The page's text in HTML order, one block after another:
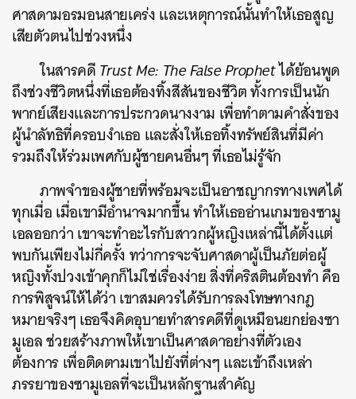
ศาสดามอรมอนสายเคร่ง และเหตุการณ์นั้นทำให้เธอสูญ
เสียตัวตนไปช่วงหนึ่ง
ในสารคดีTrust Me: The False Prophetได้ย้อนพูด
ถึงช่วงชีวิตหนึ่งที่เธอต้องทิ้งสีสันของชีวิต ทั้งการเป็นนัก
พากย์เสียงและการประกวดนางงาม เพื่อทำตามคำสั่งของ
ผู้นำลัทธิที่ครอบงำเธอ และสั่งให้เธอทิ้งทรัพย์สินที่มีค่า
รวมถึงให้ร่วมเพศกับผู้ชายคนอื่นๆ ที่เธอไม่รู้จัก
ภาพจำของผู้ชายที่พร้อมจะเป็นอาชญากรทางเพศได้
ทุกเมื่อ เมื่อเขามีอำนาจมากขึ้น ทำให้เธออ่านเกมของซามู
เอลออกว่า เขาจะทำอะไรกับสาวกผู้หญิงเหล่านี้ได้ตั้งแต่
พบกันเพียงไม่กี่ครั้ง ทว่าการจะจับศาสดาผู้เป็นภัยต่อผู้
หญิงทั้งปวงเข้าคุกก็ไม่ใช่เรื่องง่าย สิ่งที่คริสตินต้องทำ คือ
การพิสูจน์ให้ได้ว่า เขาสมควรได้รับการลงโทษทางกฎ
หมายจริงๆ เธอจึงคิดอุบายทำสารคดีที่ดูเหมือนยกย่องซา
มูเอล ช่วยสร้างภาพให้เขาเป็นศาสดาอย่างที่ตัวเอง
ต้องการ เพื่อติดตามเขาไปยังที่ต่างๆ และเข้าถึงเหล่า
ภรรยาของซามูเอลที่จะเป็นหลักฐานสำคัญ
ค้นหา
SHARE TWEET LINE